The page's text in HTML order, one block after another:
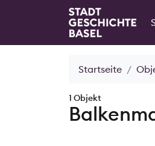
Startseite
1 Objekt